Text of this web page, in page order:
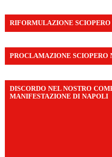
RIFORMULAZIONE SCIOPERO
PROCLAMAZIONE SCIOPERO
DISCORDO NEL NOSTRO
MANIFESTAZIONE DI NAPOLI